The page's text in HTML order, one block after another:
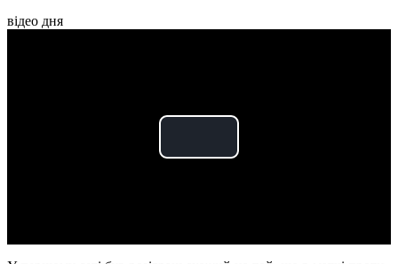
відео дня
Play